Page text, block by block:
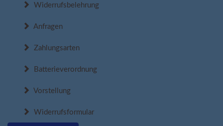
Widerrufsbelehrung
Anfragen
Zahlungsarten
Batterieverordnung
Vorstellung
Widerrufsformular